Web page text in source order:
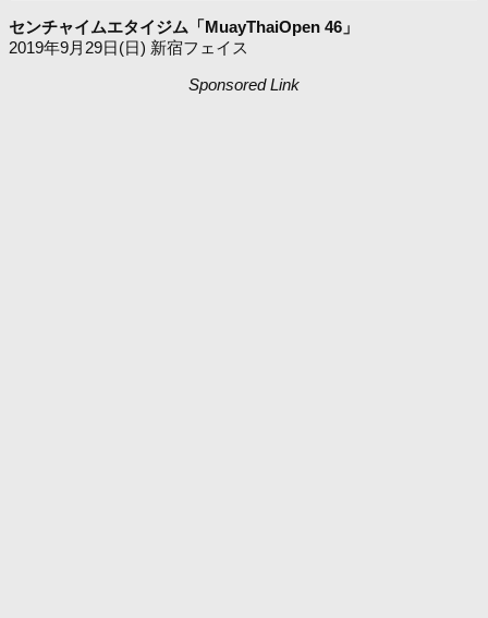
センチャイムエタイジム「MuayThaiOpen 46」
2019年9月29日(日) 新宿フェイス
Sponsored Link